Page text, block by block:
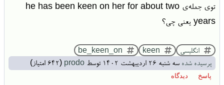
توی جمله‌ی he has been keen on her for about two
years یعنی چی؟
انگلیسی keen
be_keen_on
پرسیده شده سه شنبه ۲۶ اردیبهشت ۱۴۰۲ توسط prodo
(
642 امتیاز)